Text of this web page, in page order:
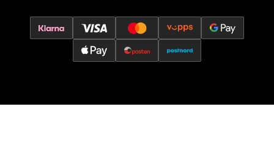
Åpent i dag 10-19
0 i butikk